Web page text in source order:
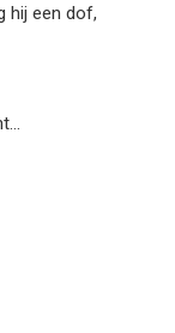
hij een dof,